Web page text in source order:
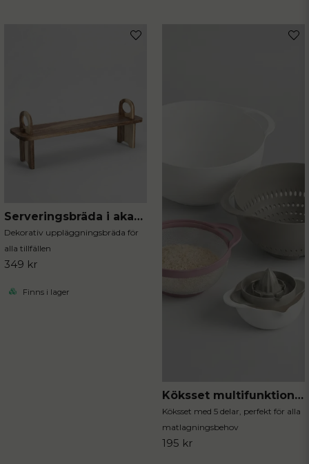
Serveringsbräda i akaciaträ
Dekorativ uppläggningsbräda för
alla tillfällen
349 kr
Finns i lager
Köksset multifunktionellt 5 delar
Köksset med 5 delar, perfekt för alla
matlagningsbehov
195 kr